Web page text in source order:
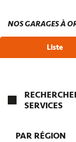
NOS GARAGES À
Liste
REFLEX AUTO
65 Rue Porte
SERVICES
PAR RÉGION